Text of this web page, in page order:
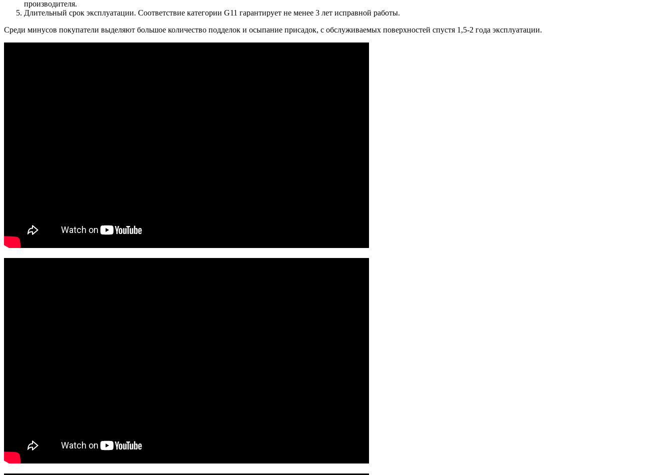
производителя.
Длительный срок эксплуатации. Соответствие категории G11 гарантирует не менее 3 лет исправной работы.
Среди минусов покупатели выделяют большое количество подделок и осыпание присадок, с обслуживаемых поверхностей спустя 1,5-2 года эксплуатации.